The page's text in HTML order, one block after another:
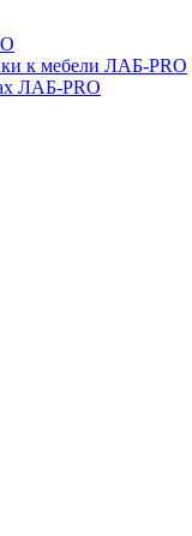
к мебели ЛАБ-PRO
ЛАБ-PRO